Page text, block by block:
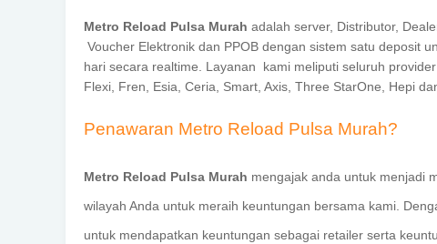
Metro Reload Pulsa Murah adalah server, Distributor,
Voucher Elektronik dan PPOB dengan sistem satu deposit
hari secara realtime. Layanan kami meliputi seluruh
Flexi, Fren, Esia, Ceria, Smart, Axis, Three StarOne, Hepi
Penawaran Metro Reload Pulsa Murah?
Metro Reload Pulsa Murah mengajak anda untuk menjadi
wilayah Anda untuk meraih keuntungan bersama kami.
untuk mendapatkan keuntungan sebagai retailer serta